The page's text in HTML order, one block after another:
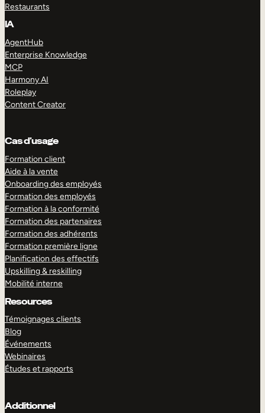
Restaurants
IA
AgentHub
Enterprise Knowledge
MCP
Harmony AI
Roleplay
Content Creator
Cas d’usage
Formation client
Aide à la vente
Onboarding des employés
Formation des employés
Formation à la conformité
Formation des partenaires
Formation des adhérents
Formation première ligne
Planification des effectifs
Upskilling & reskilling
Mobilité interne
Resources
Témoignages clients
Blog
Événements
Webinaires
Études et rapports
Additionnel